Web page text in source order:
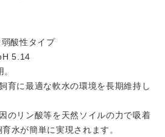
酸性タイプ
5.14
育に最適な軟水の環境を長期維持し
のリン酸等を天然ソイルの力で吸着
水が簡単に実現されます。